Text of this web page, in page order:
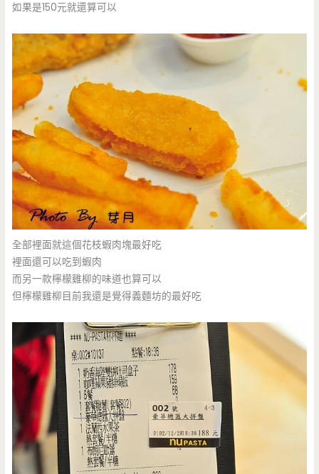
如果是150元就還算可以
全部裡面就這個花枝蝦肉塊最好吃
裡面還可以吃到蝦肉
而另一款檸檬雞柳的味道也算可以
但檸檬雞柳目前我還是覺得義麵坊的最好吃